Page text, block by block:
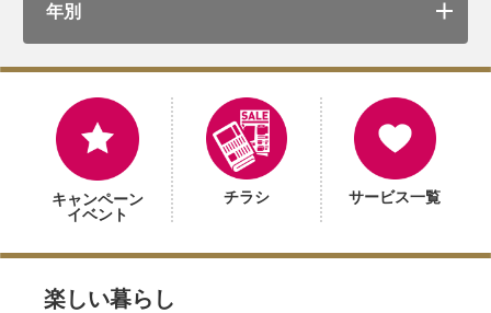
年別
キャンペーン
イベント
チラシ サービス一覧
楽しい暮らし